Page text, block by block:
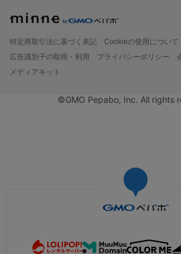
特定商取引法に基づく表記
Cookieの使用について
広告識別子の取得・利用
プライバシーポリシー
メディアキット
©GMO Pepabo, Inc. All rights